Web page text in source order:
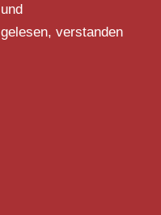
und
gelesen, verstanden